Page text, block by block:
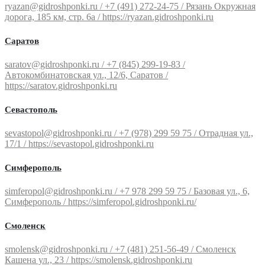
ryazan@gidroshponki.ru / +7 (491) 272-24-75 / Рязань Окружная
дорога, 185 км, стр. 6а / https://ryazan.gidroshponki.ru
Саратов
saratov@gidroshponki.ru / +7 (845) 299-19-83 /
Автокомбинатовская ул., 12/6, Саратов /
https://saratov.gidroshponki.ru
Севастополь
sevastopol@gidroshponki.ru / +7 (978) 299 59 75 / Отрадная ул.,
17/1 / https://sevastopol.gidroshponki.ru
Симферополь
simferopol@gidroshponki.ru / +7 978 299 59 75 / Базовая ул., 6,
Симферополь / https://simferopol.gidroshponki.ru/
Смоленск
smolensk@gidroshponki.ru / +7 (481) 251-56-49 / Смоленск
Кашена ул., 23 / https://smolensk.gidroshponki.ru